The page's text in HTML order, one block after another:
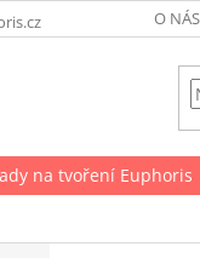
O NÁS
na tvoření Euphoris